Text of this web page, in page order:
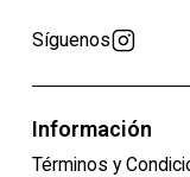
Síguenos
Información
Términos y